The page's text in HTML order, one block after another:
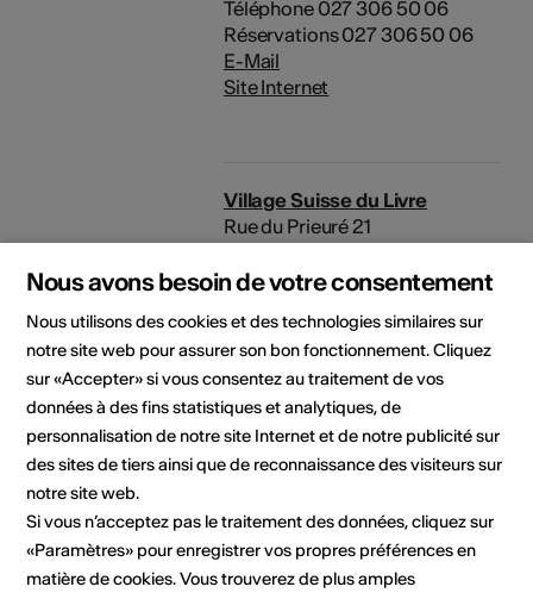
Téléphone 027 306 50 06
Réservations 027 306 50 06
E-Mail
Site Internet
Village Suisse du Livre
Rue du Prieuré 21
Téléphone +41793041323
Fax 027 306 50 12
E-Mail
Site Internet
Domaine
Type d'événement
Lecture
Classe d'âge
Tout public
Nous avons besoin de votre consentement
Nous utilisons des cookies et des technologies similaires sur
notre site web pour assurer son bon fonctionnement. Cliquez
sur «Accepter» si vous consentez au traitement de vos
données à des fins statistiques et analytiques, de
personnalisation de notre site Internet et de notre publicité sur
des sites de tiers ainsi que de reconnaissance des visiteurs sur
notre site web.
Si vous n’acceptez pas le traitement des données, cliquez sur
«Paramètres» pour enregistrer vos propres préférences en
matière de cookies. Vous trouverez de plus amples